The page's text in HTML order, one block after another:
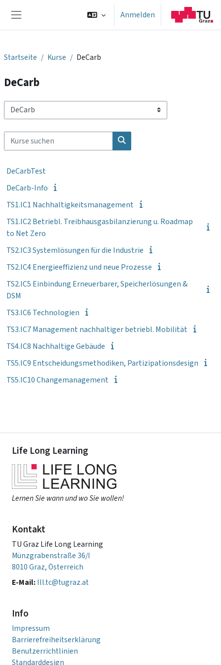
Anmelden
Startseite Kurse DeCarb
DeCarb
Kursbereiche
Kurse suchen
Kurse suchen
DeCarbTest
DeCarb-Info
TS1.IC1 Nachhaltigkeitsmanagement
TS1.IC2 Betriebl. Treibhausgasbilanzierung u. Roadmap
to Net Zero
TS2.IC3 Systemlösungen für die Industrie
TS2.IC4 Energieeffizienz und neue Prozesse
TS2.IC5 Einbindung Erneuerbarer, Speicherlösungen &
DSM
TS3.IC6 Technologien
TS3.IC7 Management nachhaltiger betriebl. Mobilität
TS4.IC8 Nachhaltige Gebäude
TS5.IC9 Entscheidungsmethodiken, Partizipationsdesign
TS5.IC10 Changemanagement
Life Long Learning
Lernen Sie wann und wo Sie wollen!
Kontakt
TU Graz Life Long Learning
Münzgrabenstraße 36/I
8010 Graz, Österreich
E-Mail:lll.tc@tugraz.at
Info
Impressum
Barrierefreiheitserklärung
Benutzerrichtlinien
Standarddesign